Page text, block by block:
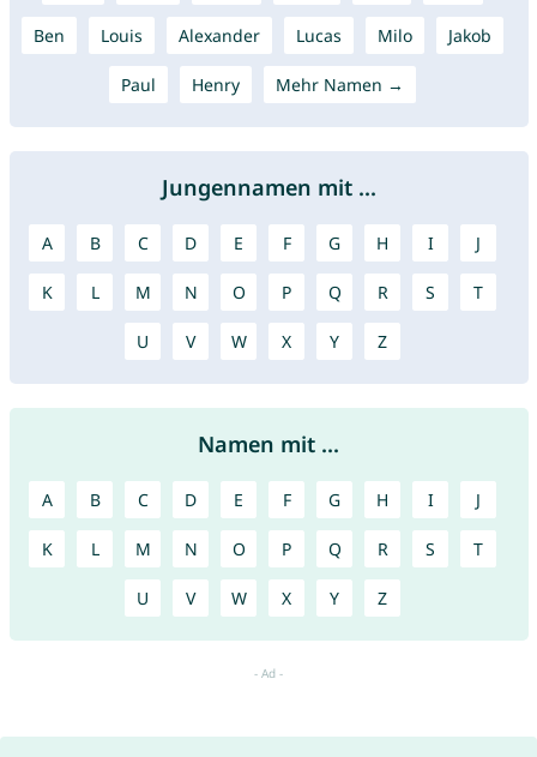
Ben Louis Alexander Lucas Milo Jakob
Paul Henry Mehr Namen →
Jungennamen mit ...
A B C D E F G H I J
K L M N O P Q R S T
U V W X Y Z
Namen mit ...
A B C D E F G H I J
K L M N O P Q R S T
U V W X Y Z